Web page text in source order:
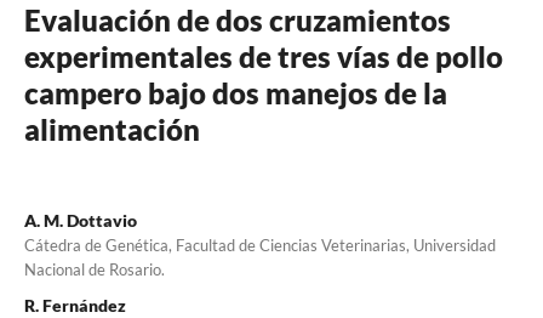
Evaluación de dos cruzamientos
experimentales de tres vías de pollo
campero bajo dos manejos de la
alimentación
A. M. Dottavio
Cátedra de Genética, Facultad de Ciencias Veterinarias, Universidad
Nacional de Rosario.
R. Fernández